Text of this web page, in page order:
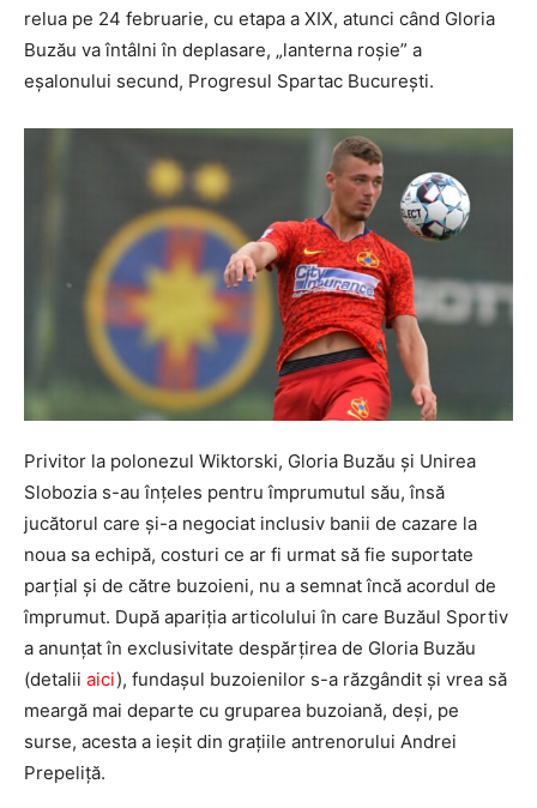
relua pe 24 februarie, cu etapa a XIX, atunci când Gloria
Buzău va întâlni în deplasare, „lanterna roşie” a
eşalonului secund, Progresul Spartac Bucureşti.
Privitor la polonezul Wiktorski, Gloria Buzău şi Unirea
Slobozia s-au înţeles pentru împrumutul său, însă
jucătorul care şi-a negociat inclusiv banii de cazare la
noua sa echipă, costuri ce ar fi urmat să fie suportate
parţial şi de către buzoieni, nu a semnat încă acordul de
împrumut. După apariţia articolului în care Buzăul Sportiv
a anunţat în exclusivitate despărţirea de Gloria Buzău
(detalii aici), fundaşul buzoienilor s-a răzgândit şi vrea să
meargă mai departe cu gruparea buzoiană, deşi, pe
surse, acesta a ieşit din graţiile antrenorului Andrei
Prepeliţă.